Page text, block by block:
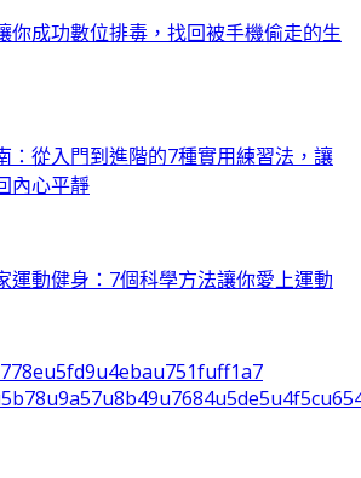
你成功數位排毒，找回被手機偷走的生
：從入門到進階的7種實用練習法，讓
內心平靜
運動健身：7個科學方法讓你愛上運動